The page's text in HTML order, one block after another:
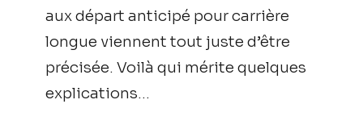
aux départ anticipé pour carrière
longue viennent tout juste d’être
précisée. Voilà qui mérite quelques
explications…